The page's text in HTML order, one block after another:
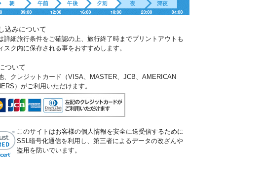
込みについて
詳細旅行条件をご確認の上、旅行終了時までプリントアウトも
スク内に保存される事をおすすめします。
ついて
、クレジットカード（VISA、MASTER、JCB、AMERICAN
）がご利用いただけます。
このサイトはお客様の個人情報を安全に送受信するために
SSL暗号化通信を利用し、第三者によるデータの改ざんや
盗用を防いでいます。